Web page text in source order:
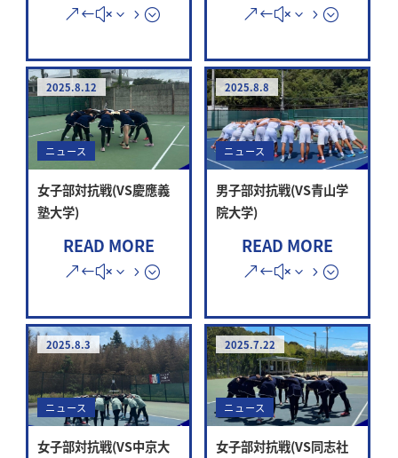
2025.8.12
ニュース
女子部対抗戦(VS慶應義
塾大学)
READ MORE
2025.8.8
ニュース
男子部対抗戦(VS青山学
院大学)
READ MORE
2025.8.3
ニュース
女子部対抗戦(VS中京大
2025.7.22
ニュース
女子部対抗戦(VS同志社